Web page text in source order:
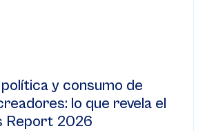
y consumo de
lo que revela el
Report 2026